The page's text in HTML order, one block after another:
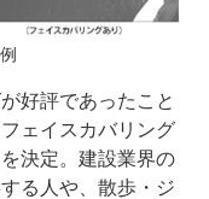
好評であったこと
ェイスカバリング
決定。建設業界の
る人や、散歩・ジ